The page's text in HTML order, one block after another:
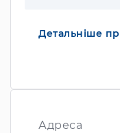
Детальніше
Адреса